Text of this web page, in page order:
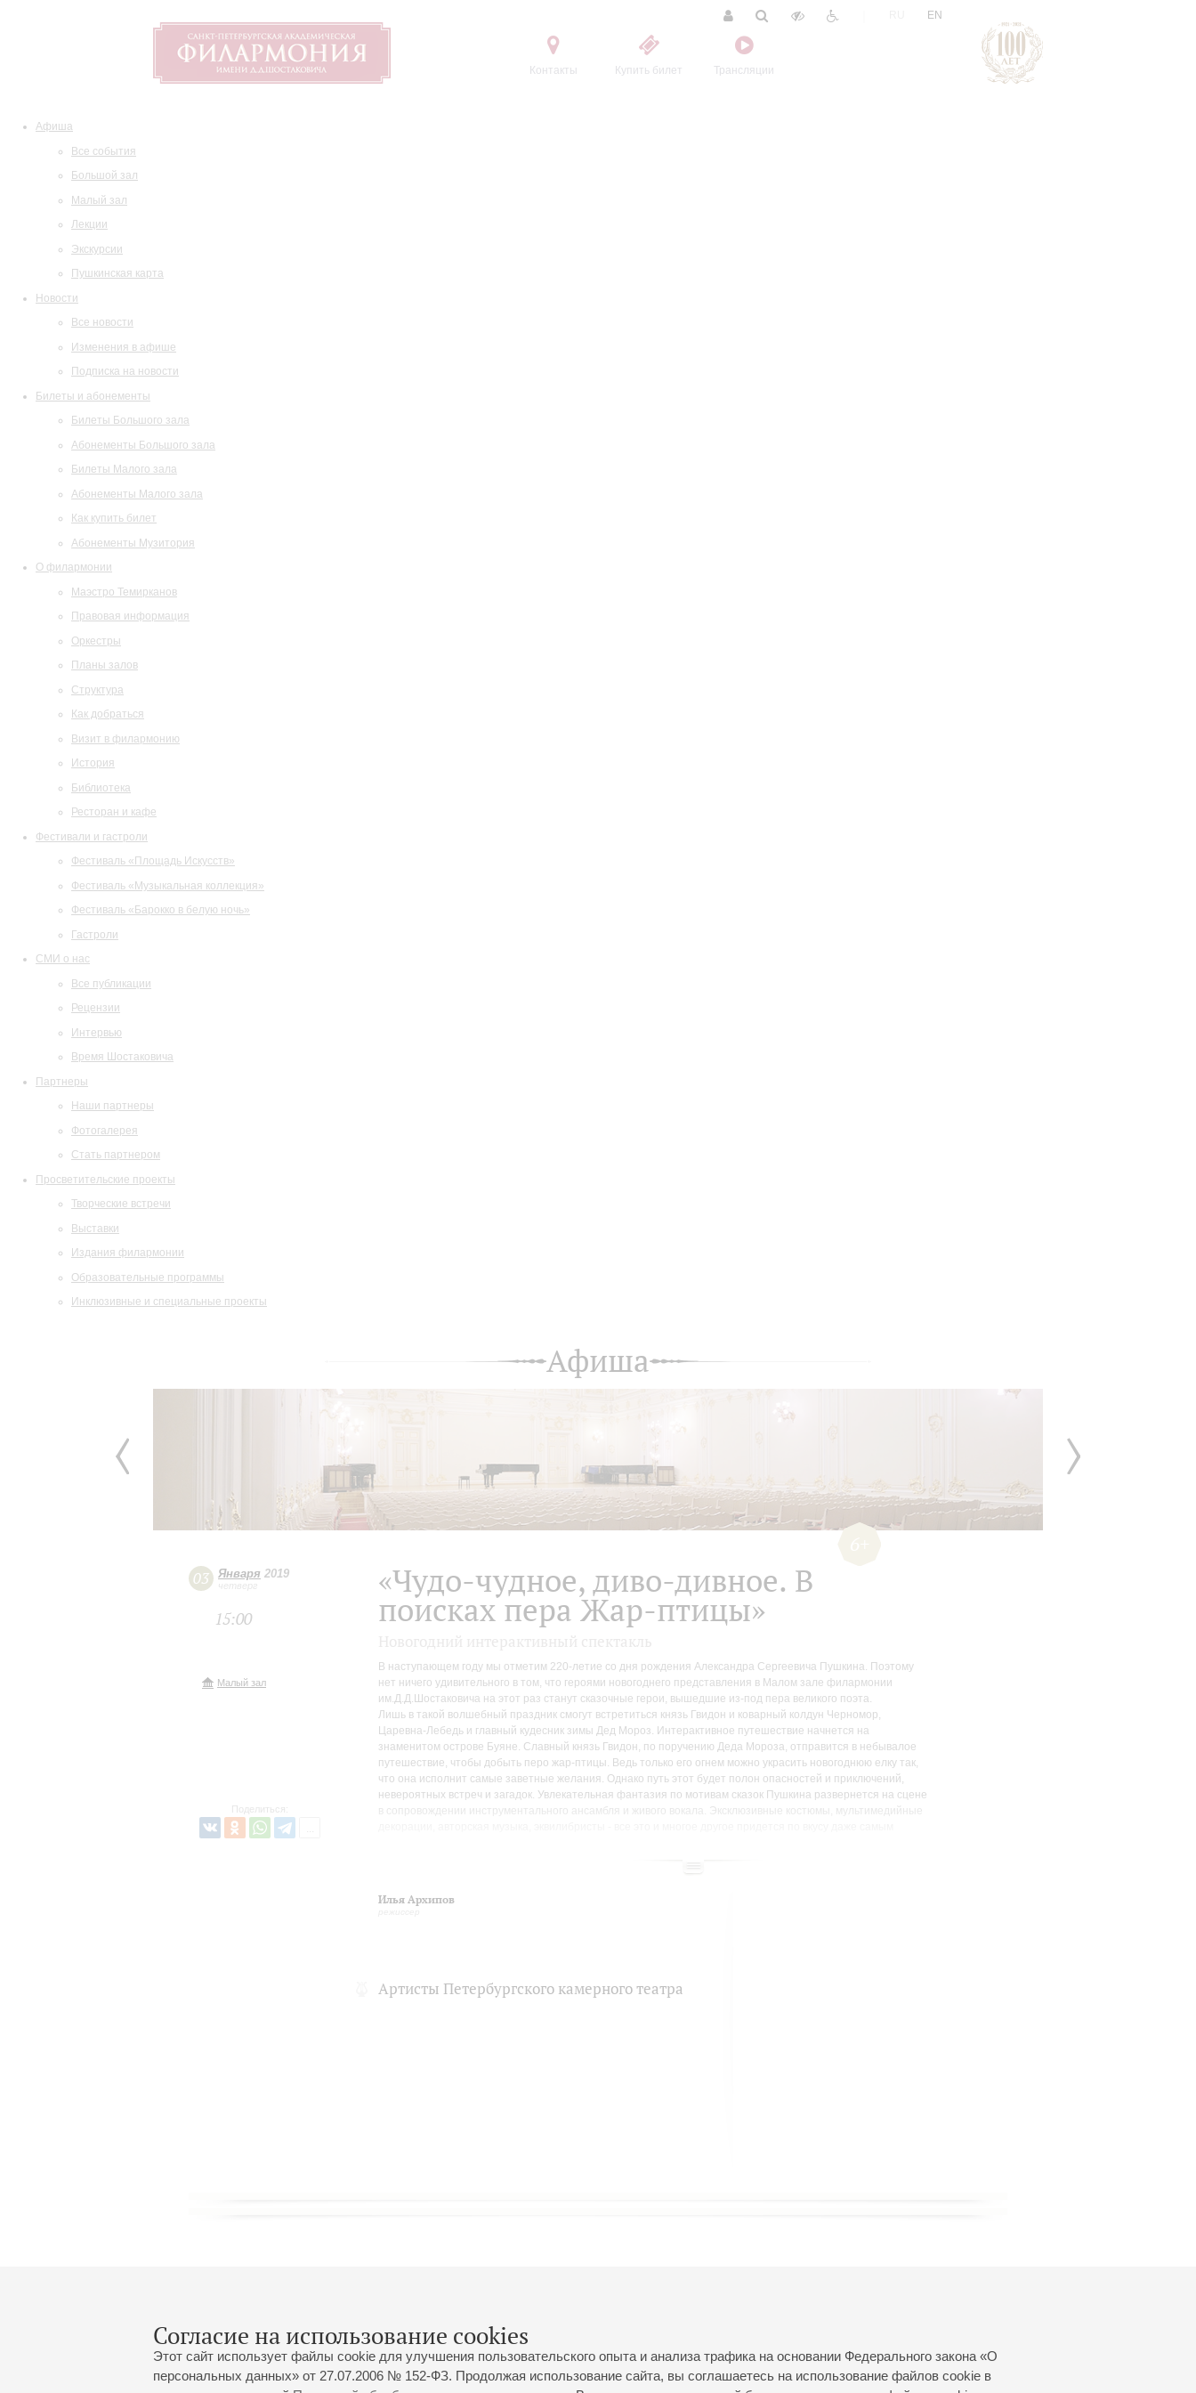
Контакты Купить билет Трансляции
EN
Афиша
Все события
Большой зал
Малый зал
Лекции
Экскурсии
Пушкинская карта
Новости
Все новости
Изменения в афише
Подписка на новости
Билеты и абонементы
Билеты Большого зала
Абонементы Большого зала
Билеты Малого зала
Абонементы Малого зала
Как купить билет
Абонементы Музитория
О филармонии
Маэстро Темирканов
Правовая информация
Оркестры
Планы залов
Структура
Как добраться
Визит в филармонию
История
Библиотека
Ресторан и кафе
Фестивали и гастроли
Фестиваль «Площадь Искусств»
Фестиваль «Музыкальная коллекция»
Фестиваль «Барокко в белую ночь»
Гастроли
СМИ о нас
Все публикации
Рецензии
Интервью
Время Шостаковича
Партнеры
Наши партнеры
Фотогалерея
Стать партнером
Просветительские проекты
Творческие встречи
Выставки
Издания филармонии
Образовательные программы
Инклюзивные и специальные проекты
Согласие на использование cookies
Этот сайт использует файлы cookie для улучшения пользовательского опыта и анализа трафика на основании Федерального закона «О
персональных данных» от 27.07.2006 № 152-ФЗ. Продолжая использование сайта, вы соглашаетесь на использование файлов cookie в
Афиша
03 Января 2019
четверг
15:00
Малый зал
Поделиться:
«Чудо-чудное, диво-дивное. В
поисках пера Жар-птицы»
В наступающем году мы отметим 220-летие со дня рождения Александра Сергеевича Пушкина. Поэтому
нет ничего удивительного в том, что героями новогоднего представления в Малом зале филармонии
им.Д.Д.Шостаковича на этот раз станут сказочные герои, вышедшие из-под пера великого поэта.
Лишь в такой волшебный праздник смогут встретиться князь Гвидон и коварный колдун Черномор,
Царевна-Лебедь и главный кудесник зимы Дед Мороз. Интерактивное путешествие начнется на
знаменитом острове Буяне. Славный князь Гвидон, по поручению Деда Мороза, отправится в небывалое
путешествие, чтобы добыть перо жар-птицы. Ведь только его огнем можно украсить новогоднюю елку так,
что она исполнит самые заветные желания. Однако путь этот будет полон опасностей и приключений,
невероятных встреч и загадок. Увлекательная фантазия по мотивам сказок Пушкина развернется на сцене
в сопровождении инструментального ансамбля и живого вокала. Эксклюзивные костюмы, мультимедийные
Илья Архипов
Артисты Петербургского камерного театра